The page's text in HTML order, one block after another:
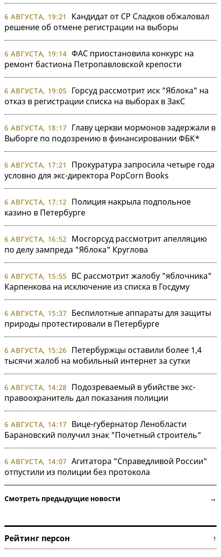
6 АВГУСТА, 19:21
Кандидат от СР Сладков обжаловал
решение об отмене регистрации на выборы
6 АВГУСТА, 19:14 ФАС приостановила конкурс на
ремонт бастиона Петропавловской крепости
6 АВГУСТА, 19:05
Горсуд рассмотрит иск "Яблока" на
отказ в регистрации списка на выборах в ЗакС
6 АВГУСТА, 18:17
Главу церкви мормонов задержали в
Выборге по подозрению в финансировании ФБК*
6 АВГУСТА, 17:21
Прокуратура запросила четыре года
условно для экс-директора PopCorn Books
6 АВГУСТА, 17:12
Полиция накрыла подпольное
казино в Петербурге
6 АВГУСТА, 16:52
Мосгорсуд рассмотрит апелляцию
по делу зампреда "Яблока" Круглова
6 АВГУСТА, 15:55
ВС рассмотрит жалобу "яблочника"
Карпенкова на исключение из списка в Госдуму
6 АВГУСТА, 15:37
Беспилотные аппараты для защиты
природы протестировали в Петербурге
6 АВГУСТА, 15:26
Петербуржцы оставили более 1,4
тысячи жалоб на мобильный интернет за сутки
6 АВГУСТА, 14:28
Подозреваемый в убийстве экс-
правоохранитель дал показания полиции
6 АВГУСТА, 14:17
Вице-губернатор Ленобласти
Барановский получил знак "Почетный строитель"
6 АВГУСТА, 14:07 Агитатора "Справедливой России"
отпустили из полиции без протокола
Смотреть предыдущие новости →
Рейтинг персон ↑